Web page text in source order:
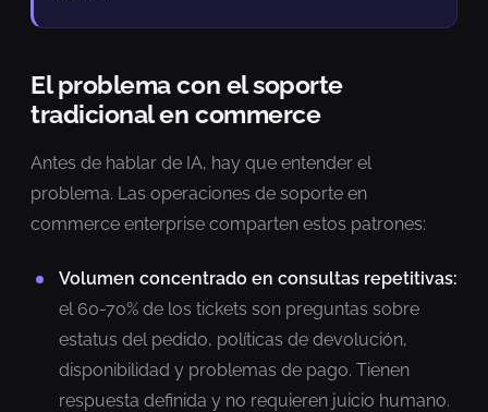
El problema con el soporte
tradicional en commerce
Antes de hablar de IA, hay que entender el
problema. Las operaciones de soporte en
commerce enterprise comparten estos patrones:
Volumen concentrado en consultas repetitivas:
el 60-70% de los tickets son preguntas sobre
estatus del pedido, políticas de devolución,
disponibilidad y problemas de pago. Tienen
respuesta definida y no requieren juicio humano.